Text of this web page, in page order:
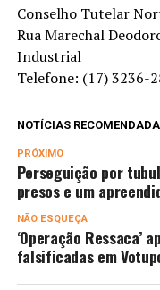
Conselho Tutelar
Rua Marechal
Industrial
Telefone: (17) 3236-
NOTÍCIAS
PRÓXIMO
Perseguição por
presos e um
NÃO ESQUEÇA
‘Operação Ressaca’
falsificadas em